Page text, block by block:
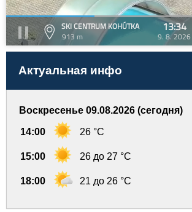
SKI CENTRUM KOHÚTKA
913 m
13:34
9. 8. 2026
Актуальная инфо
Воскресенье 09.08.2026 (сегодня)
14:00 26 °C
15:00 26 до 27 °C
18:00 21 до 26 °C